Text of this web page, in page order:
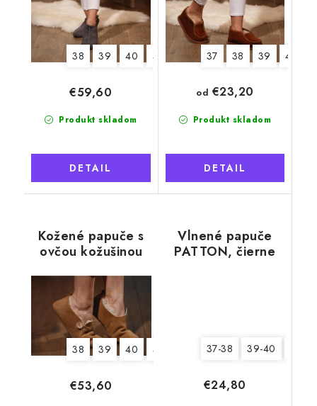
38 39 40 41 42 43 44 45 46
Produkt skladom
€59,60
DETAIL
37 38 39 40
Produkt skladom
od €23,20
DETAIL
Kožené papuče s
ovčou kožušinou
mäkká podrážka
38 39 40 41 43 44 45
€53,60
Vlnené papuče
PATTON, čierne
37-38 39-40
€24,80